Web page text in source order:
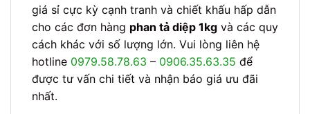
giá sỉ cực kỳ cạnh tranh và chiết khấu hấp dẫn
cho các đơn hàng phan tả diệp 1kg và các quy
cách khác với số lượng lớn. Vui lòng liên hệ
hotline 0979.58.78.63 – 0906.35.63.35 để
được tư vấn chi tiết và nhận báo giá ưu đãi
nhất.